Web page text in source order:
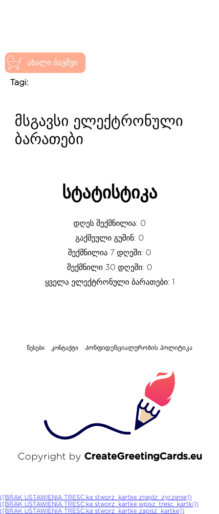
ახალი ბავშვი
Tagi:
მსგავსი ელექტრონული
ბარათები
სტატისტიკა
დღეს შექმნილია: 0
გაქმეული გუშინ: 0
შექმნილია 7 დღეში: 0
შექმნილი 30 დღეში: 0
ყველა ელექტრონული ბარათები: 1
წესები კონტაქტი Კონფიდენციალურობის პოლიტიკა
Copyright by CreateGreetingCards.eu
([BRAK USTAWIENIA TRESC:ka stworz_kartke znajdz_zyczenie])
([BRAK USTAWIENIA TRESC:ka stworz_kartke wpisz_tresc_kartki])
([BRAK USTAWIENIA TRESC:ka stworz_kartke zapisz_kartke])